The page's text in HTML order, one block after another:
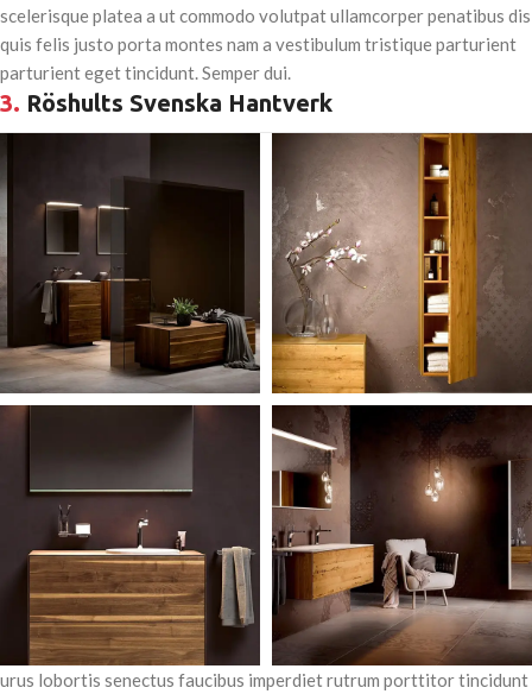
scelerisque platea a ut commodo volutpat ullamcorper penatibus dis
quis felis justo porta montes nam a vestibulum tristique parturient
parturient eget tincidunt. Semper dui.
3. Röshults Svenska Hantverk
urus lobortis senectus faucibus imperdiet rutrum porttitor tincidunt